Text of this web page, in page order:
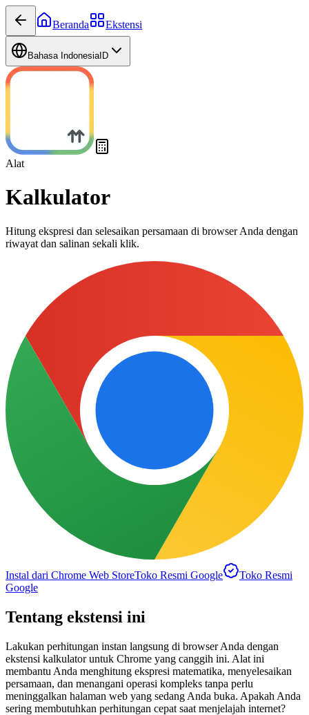
Beranda Ekstensi
Bahasa IndonesiaID
Alat
Kalkulator
Hitung ekspresi dan selesaikan persamaan di browser Anda dengan
riwayat dan salinan sekali klik.
Instal dari Chrome Web StoreToko Resmi Google
Toko Resmi
Google
Tentang ekstensi ini
Lakukan perhitungan instan langsung di browser Anda dengan
ekstensi kalkulator untuk Chrome yang canggih ini. Alat ini
membantu Anda menghitung ekspresi matematika, menyelesaikan
persamaan, dan menangani operasi kompleks tanpa perlu
meninggalkan halaman web yang sedang Anda buka. Apakah Anda
sering membutuhkan perhitungan cepat saat menjelajah internet?